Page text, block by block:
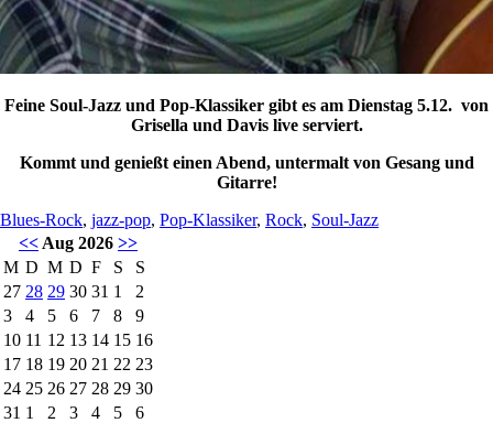
Feine Soul-Jazz und Pop-Klassiker gibt es am Dienstag 5.12. von
Grisella und Davis live serviert.
Kommt und genießt einen Abend, untermalt von Gesang und
Gitarre!
Blues-Rock, jazz-pop, Pop-Klassiker, Rock, Soul-Jazz
<< Aug 2026 >>
M D M D F S
S
27 28 29 30 31 1
2
3
4 5 6 7 8
9
10 11 12 13 14 15 16
17 18 19 20 21 22 23
24 25 26 27 28 29 30
31 1 2 3 4 5
6